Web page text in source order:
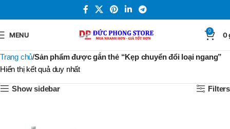
MENU 0 0
Trang chủ Sản phẩm được gắn thẻ “Kẹp chuyển đổi loại ngang”
Hiển thị kết quả duy nhất
Show sidebar Filters